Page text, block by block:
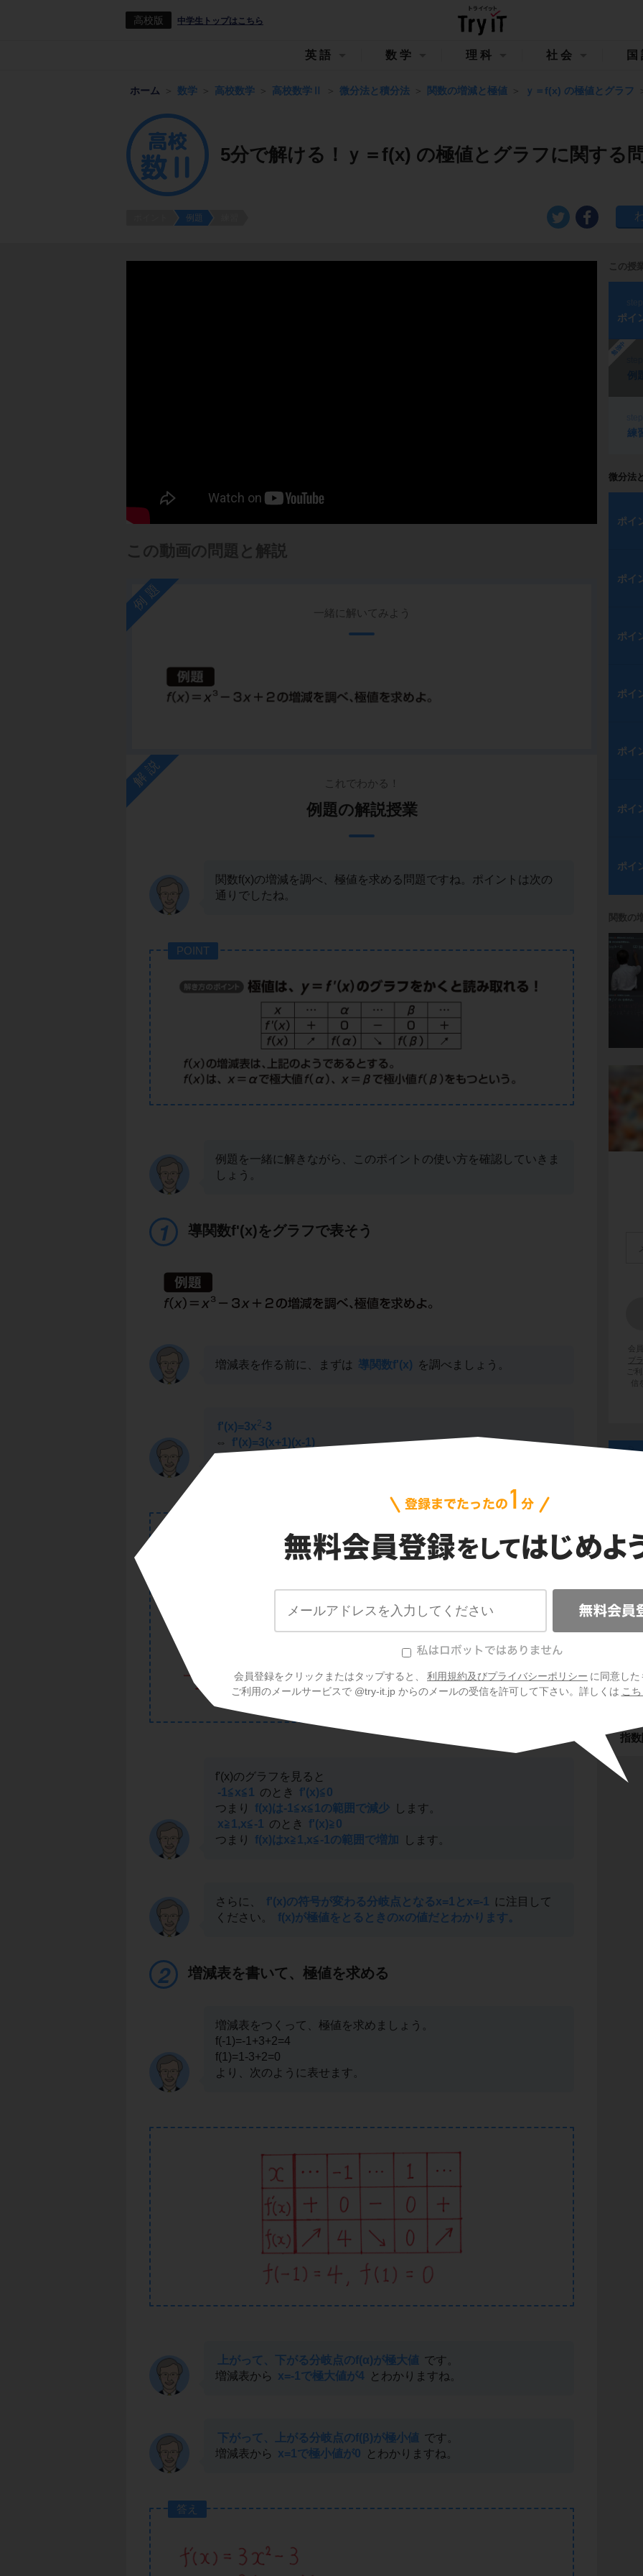
高校版 中学生トップはこちら
会員登録をクリックまたはタップすると、 利用規約及びプライバシーポリシー に同意し
ご利用のメールサービスで @try-it.jp からのメールの受信を許可して下さい。詳しくは こ
英語 数学 理科 社会
ホーム 数学 高校数学 高校数学Ⅱ 微分法と積分法 関数の増減と極値 ｙ＝f(x) の極値とグラフ
5分で解ける！ｙ＝f(x) の極値とグラフに関する
例題
この動画の問題と解説
例題 一緒に解いてみよう
解説 これでわかる！
例題の解説授業
関数f(x)の増減を調べ、極値を求める問題ですね。ポイントは次の
通りでしたね。
POINT
例題を一緒に解きながら、このポイントの使い方を確認していきま
しょう。
導関数f'(x)をグラフで表そう
増減表を作る前に、まずは 導関数f'(x) を調べましょう。
f'(x)=3x2-3
⇔
f'(x)=3(x+1)(x-1)
f'(x)のグラフを見ると
-1≦x≦1
のとき
f'(x)≦0
つまり
f(x)は-1≦x≦1の範囲で減少
します。
x≧1,x≦-1
のとき
f'(x)≧0
つまり
f(x)はx≧1,x≦-1の範囲で増加 します。
さらに、 f'(x)の符号が変わる分岐点となるx=1とx=-1
に注目して
ください。
f(x)が極値をとるときのxの値だとわかります。
増減表を書いて、極値を求める
増減表をつくって、極値を求めましょう。
f(-1)=-1+3+2=4
f(1)=1-3+2=0
より、次のように表せます。
上がって、下がる分岐点のf(α)が極大値 です。
増減表から
x=-1で極大値が4 とわかりますね。
下がって、上がる分岐点のf(β)が極小値 です。
増減表から
x=1で極小値が0 とわかりますね。
答え
この授
ポイ
勉強中
練
微分法
ポイ
ポイ
ポイ
ポイ
ポイ
ポイ
ポイ
関数の
会
プ
ご
式
指